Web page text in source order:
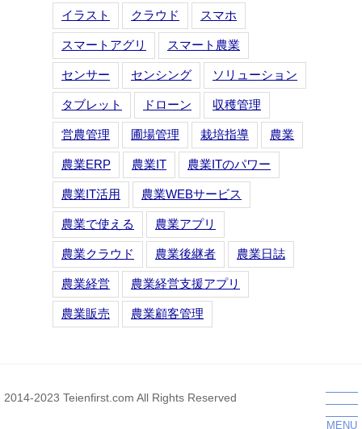
イラスト クラウド スマホ
スマートアグリ スマート農業
センサー センシング ソリューション
タブレット ドローン 収穫管理
営農管理 圃場管理 栽培指導 農業
農業ERP 農業IT 農業ITのパワー
農業IT活用 農業WEBサービス
農業で使える 農業アプリ
農業クラウド 農業後継者 農業日誌
農業経営 農業経営支援アプリ
農業販売 農業顧客管理
MENU
2014-2023 Teienfirst.com All Rights Reserved